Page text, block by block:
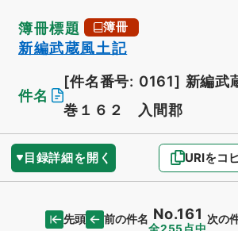
簿冊標題 簿冊
新編武蔵風土記
件名
[件名番号: 0161] 新編武
巻１６２ 入間郡
目録詳細を開く URIをコ
先頭 前の件名 No.161 次の